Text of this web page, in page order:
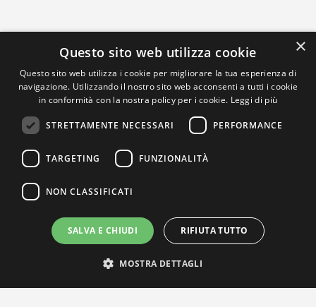
×
Questo sito web utilizza cookie
Questo sito web utilizza i cookie per migliorare la tua esperienza di
navigazione. Utilizzando il nostro sito web acconsenti a tutti i cookie
in conformità con la nostra policy per i cookie. Leggi di più
STRETTAMENTE NECESSARI PERFORMANCE
TARGETING FUNZIONALITÀ
NON CLASSIFICATI
SALVA E CHIUDI RIFIUTA TUTTO
MOSTRA DETTAGLI